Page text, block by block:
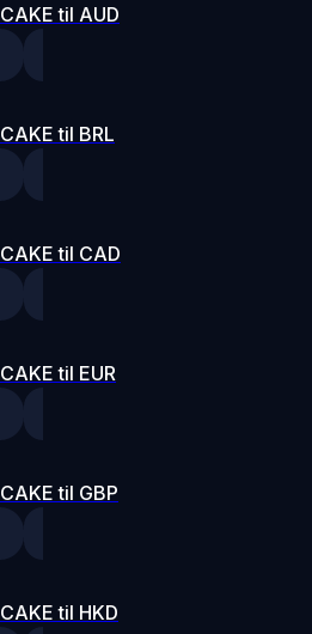
CAKE til AUD
CAKE til BRL
CAKE til CAD
CAKE til EUR
CAKE til GBP
CAKE til HKD